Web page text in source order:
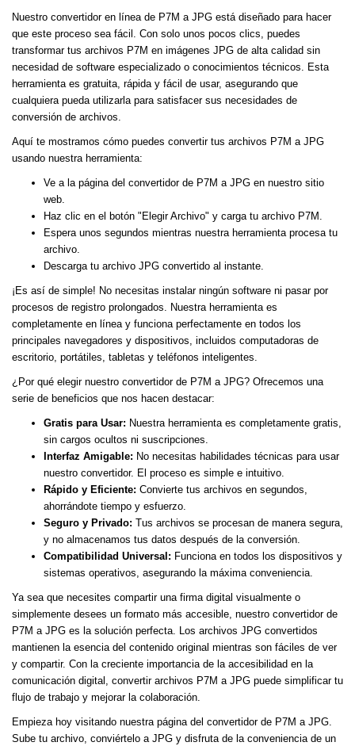
Nuestro convertidor en línea de P7M a JPG está diseñado para hacer
que este proceso sea fácil. Con solo unos pocos clics, puedes
transformar tus archivos P7M en imágenes JPG de alta calidad sin
necesidad de software especializado o conocimientos técnicos. Esta
herramienta es gratuita, rápida y fácil de usar, asegurando que
cualquiera pueda utilizarla para satisfacer sus necesidades de
conversión de archivos.
Aquí te mostramos cómo puedes convertir tus archivos P7M a JPG
usando nuestra herramienta:
Ve a la página del convertidor de P7M a JPG en nuestro sitio
web.
Haz clic en el botón "Elegir Archivo" y carga tu archivo P7M.
Espera unos segundos mientras nuestra herramienta procesa tu
archivo.
Descarga tu archivo JPG convertido al instante.
¡Es así de simple! No necesitas instalar ningún software ni pasar por
procesos de registro prolongados. Nuestra herramienta es
completamente en línea y funciona perfectamente en todos los
principales navegadores y dispositivos, incluidos computadoras de
escritorio, portátiles, tabletas y teléfonos inteligentes.
¿Por qué elegir nuestro convertidor de P7M a JPG? Ofrecemos una
serie de beneficios que nos hacen destacar:
Gratis para Usar: Nuestra herramienta es completamente gratis,
sin cargos ocultos ni suscripciones.
Interfaz Amigable: No necesitas habilidades técnicas para usar
nuestro convertidor. El proceso es simple e intuitivo.
Rápido y Eficiente: Convierte tus archivos en segundos,
ahorrándote tiempo y esfuerzo.
Seguro y Privado: Tus archivos se procesan de manera segura,
y no almacenamos tus datos después de la conversión.
Compatibilidad Universal: Funciona en todos los dispositivos y
sistemas operativos, asegurando la máxima conveniencia.
Ya sea que necesites compartir una firma digital visualmente o
simplemente desees un formato más accesible, nuestro convertidor de
P7M a JPG es la solución perfecta. Los archivos JPG convertidos
mantienen la esencia del contenido original mientras son fáciles de ver
y compartir. Con la creciente importancia de la accesibilidad en la
comunicación digital, convertir archivos P7M a JPG puede simplificar tu
flujo de trabajo y mejorar la colaboración.
Empieza hoy visitando nuestra página del convertidor de P7M a JPG.
Sube tu archivo, conviértelo a JPG y disfruta de la conveniencia de un